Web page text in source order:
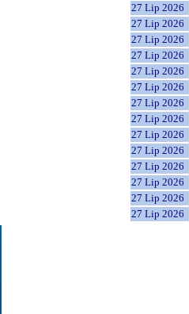
27 Lip 2026
27 Lip 2026
27 Lip 2026
27 Lip 2026
27 Lip 2026
27 Lip 2026
27 Lip 2026
27 Lip 2026
27 Lip 2026
27 Lip 2026
27 Lip 2026
27 Lip 2026
27 Lip 2026
27 Lip 2026